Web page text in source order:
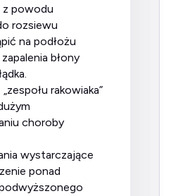
z powodu
rozsiewu
błony
choroby
ponad